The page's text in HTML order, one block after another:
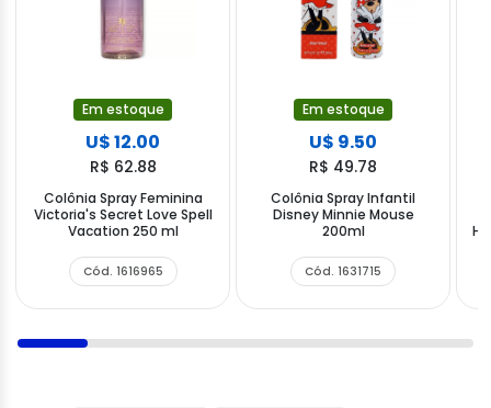
Em estoque
U$ 12.00
R$ 62.88
Colônia Spray Feminina
Victoria's Secret Love Spell
Vacation 250 ml
Cód. 1616965
Em estoque
U$ 9.50
R$ 49.78
Colônia Spray Infantil
Disney Minnie Mouse
200ml
Cód. 1631715